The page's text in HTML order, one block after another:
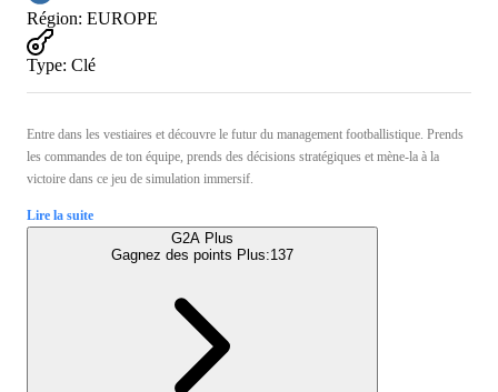
Région: EUROPE
Type: Clé
Entre dans les vestiaires et découvre le futur du management footballistique. Prends
les commandes de ton équipe, prends des décisions stratégiques et mène-la à la
victoire dans ce jeu de simulation immersif.
Lire la suite
G2A Plus
Gagnez des points Plus:137